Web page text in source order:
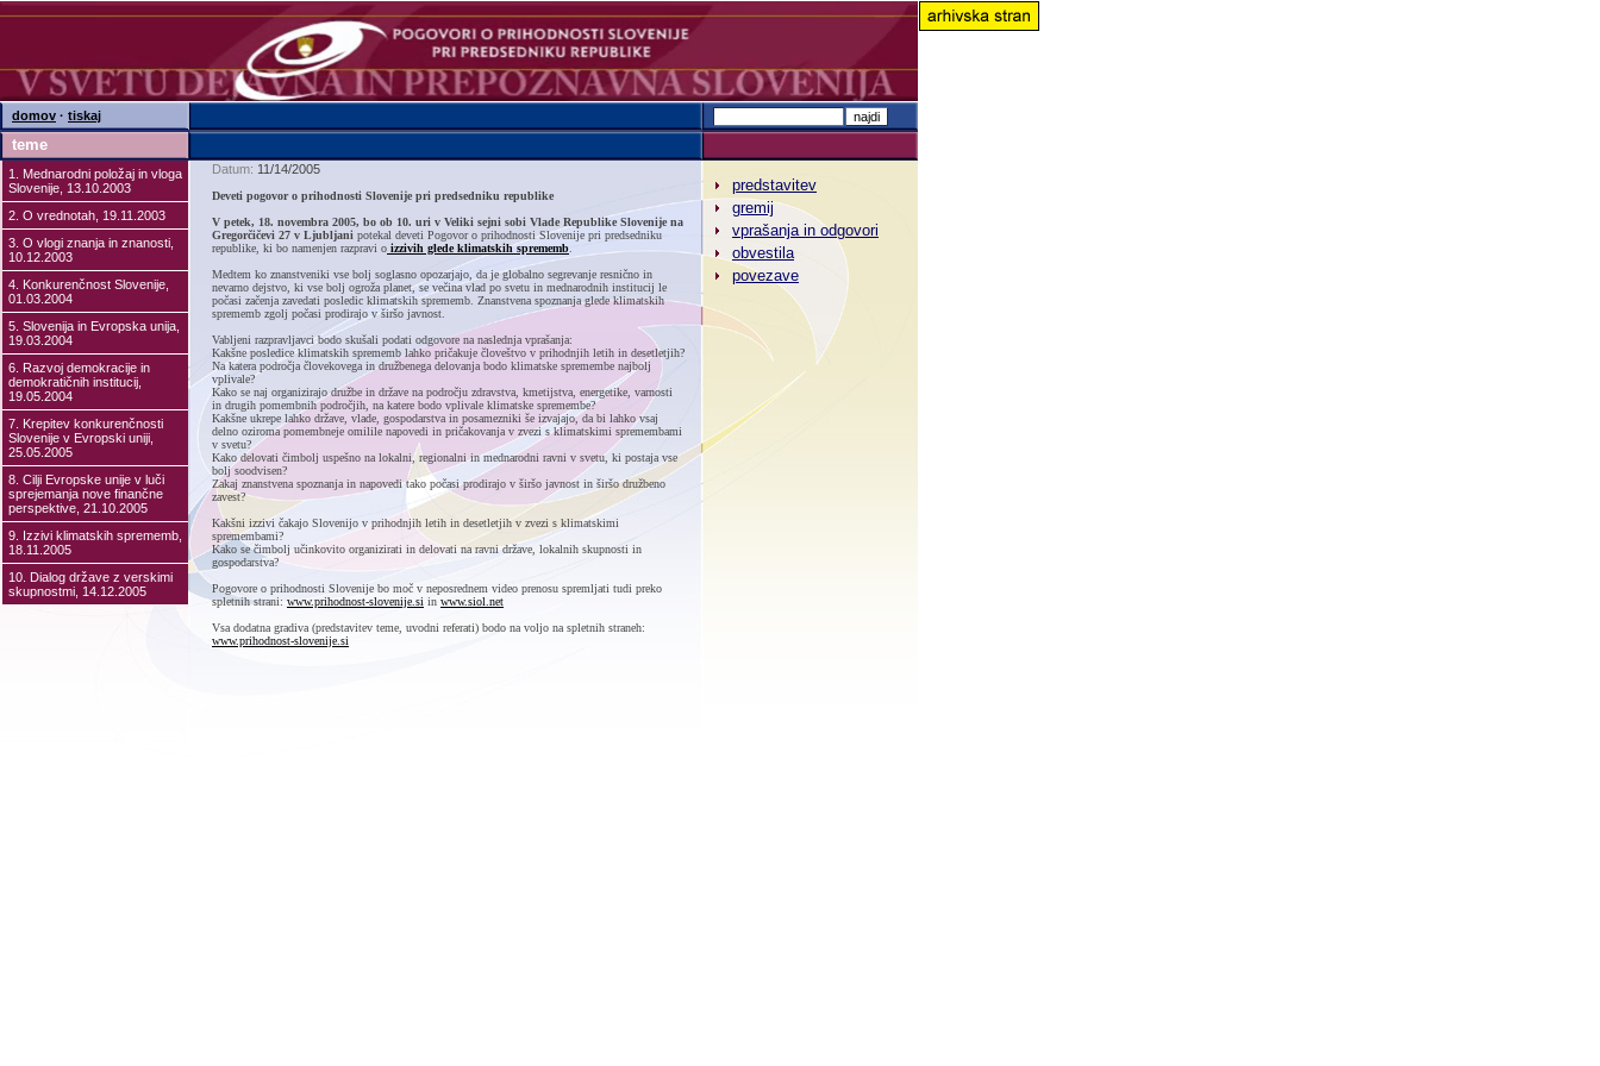
domov · tiskaj
teme
1. Mednarodni položaj in vloga
Slovenije, 13.10.2003
2. O vrednotah, 19.11.2003
3. O vlogi znanja in znanosti,
10.12.2003
4. Konkurenčnost Slovenije,
01.03.2004
5. Slovenija in Evropska unija,
19.03.2004
6. Razvoj demokracije in
demokratičnih institucij,
19.05.2004
7. Krepitev konkurenčnosti
Slovenije v Evropski uniji,
25.05.2005
8. Cilji Evropske unije v luči
sprejemanja nove finančne
perspektive, 21.10.2005
9. Izzivi klimatskih sprememb,
18.11.2005
10. Dialog države z verskimi
skupnostmi, 14.12.2005
Datum: 11/14/2005
Deveti pogovor o prihodnosti Slovenije pri predsedniku republike
V petek, 18. novembra 2005, bo ob 10. uri v Veliki sejni sobi Vlade Republike Slovenije na
Gregorčičevi 27 v Ljubljani potekal deveti Pogovor o prihodnosti Slovenije pri predsedniku
republike, ki bo namenjen razpravi o izzivih glede klimatskih sprememb
Medtem ko znanstveniki vse bolj soglasno opozarjajo, da je globalno segrevanje resnično in
nevarno dejstvo, ki vse bolj ogroža planet, se večina vlad po svetu in mednarodnih institucij le
počasi začenja zavedati posledic klimatskih sprememb. Znanstvena spoznanja glede klimatskih
sprememb zgolj počasi prodirajo v širšo javnost.
Vabljeni razpravljavci bodo skušali podati odgovore na naslednja vprašanja:
Kakšne posledice klimatskih sprememb lahko pričakuje človeštvo v prihodnjih letih in desetletjih?
Na katera področja človekovega in družbenega delovanja bodo klimatske spremembe najbolj
vplivale?
Kako se naj organizirajo družbe in države na področju zdravstva, kmetijstva, energetike, varnosti
in drugih pomembnih področjih, na katere bodo vplivale klimatske spremembe?
Kakšne ukrepe lahko države, vlade, gospodarstva in posamezniki še izvajajo, da bi lahko vsaj
delno oziroma pomembneje omilile napovedi in pričakovanja v zvezi s klimatskimi spremembami
v svetu?
Kako delovati čimbolj uspešno na lokalni, regionalni in mednarodni ravni v svetu, ki postaja vse
bolj soodvisen?
Zakaj znanstvena spoznanja in napovedi tako počasi prodirajo v širšo javnost in širšo družbeno
zavest?
Kakšni izzivi čakajo Slovenijo v prihodnjih letih in desetletjih v zvezi s klimatskimi
spremembami?
Kako se čimbolj učinkovito organizirati in delovati na ravni države, lokalnih skupnosti in
gospodarstva?
Pogovore o prihodnosti Slovenije bo moč v neposrednem video prenosu spremljati tudi preko
spletnih strani: www.prihodnost-slovenije.si in www.siol.net
Vsa dodatna gradiva (predstavitev teme, uvodni referati) bodo na voljo na spletnih straneh:
www.prihodnost-slovenije.si
predstavitev
gremij
vprašanja in odgovori
obvestila
povezave